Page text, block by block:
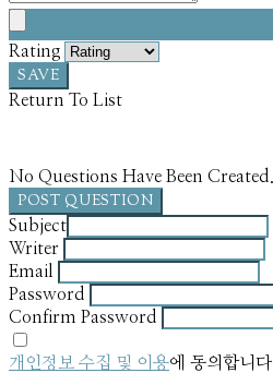
Rating
SAVE
Return To List
No Questions Have Been Created.
POST QUESTION
Subject
Writer
Email
Password
Confirm Password
개인정보 수집 및 이용에 동의합니다.